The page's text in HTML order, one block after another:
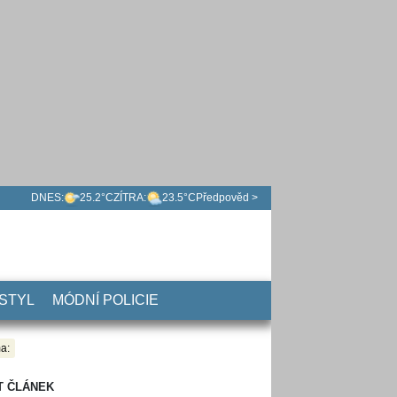
DNES: 25.2°CZÍTRA: 23.5°C Předpověd >
MÓDNÍ POLICIE
ČLÁNEK